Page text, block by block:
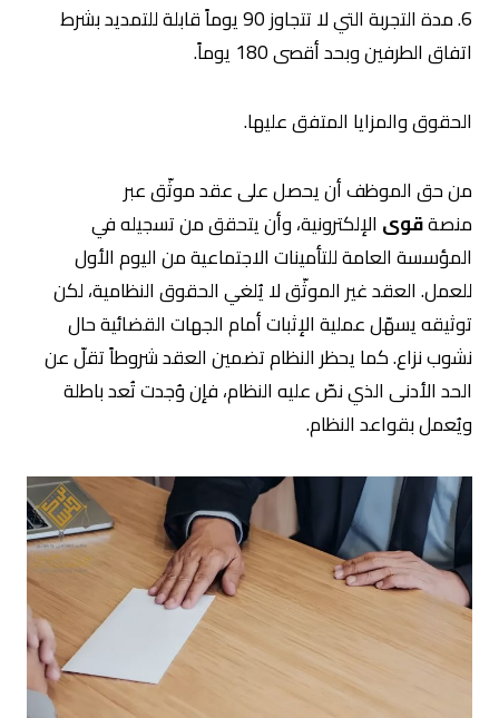
6. مدة التجربة التي لا تتجاوز 90 يوماً قابلة للتمديد بشرط
اتفاق الطرفين وبحد أقصى 180 يوماً.
الحقوق والمزايا المتفق عليها.
من حق الموظف أن يحصل على عقد موثّق عبر
منصةقوى الإلكترونية، وأن يتحقق من تسجيله في
المؤسسة العامة للتأمينات الاجتماعية من اليوم الأول
للعمل. العقد غير الموثّق لا يُلغي الحقوق النظامية، لكن
توثيقه يسهّل عملية الإثبات أمام الجهات القضائية حال
نشوب نزاع. كما يحظر النظام تضمين العقد شروطاً تقلّ عن
الحد الأدنى الذي نصّ عليه النظام، فإن وُجدت تُعد باطلة
ويُعمل بقواعد النظام.